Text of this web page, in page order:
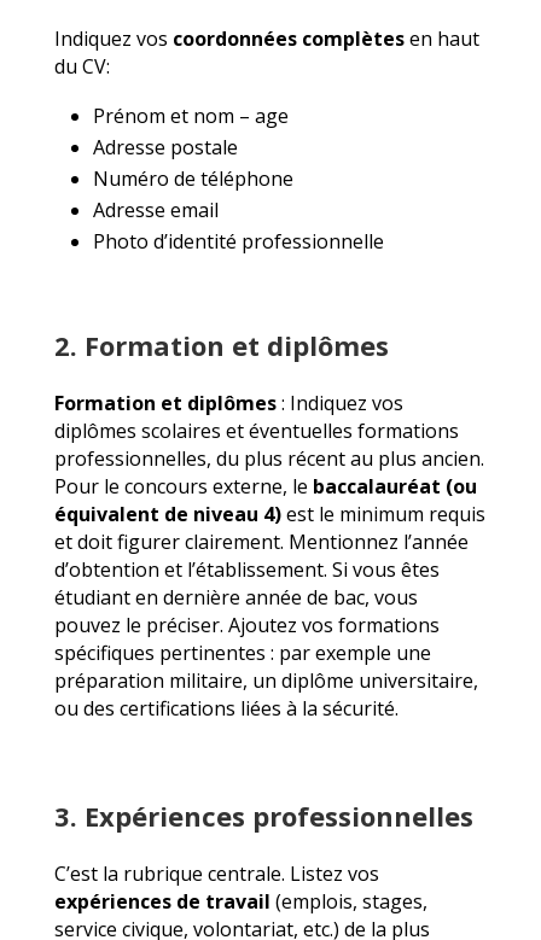
Indiquez vos coordonnées complètesen haut
du CV:
Prénom et nom – age
Adresse postale
Numéro de téléphone
Adresse email
Photo d’identité professionnelle
2. Formation et diplômes
Formation et diplômes: Indiquez vos
diplômes scolaires et éventuelles formations
professionnelles, du plus récent au plus ancien.
Pour le concours externe, le baccalauréat (ou
équivalent de niveau 4)est le minimum requis
et doit figurer clairement. Mentionnez l’année
d’obtention et l’établissement. Si vous êtes
étudiant en dernière année de bac, vous
pouvez le préciser. Ajoutez vos formations
spécifiques pertinentes : par exemple une
préparation militaire, un diplôme universitaire,
ou des certifications liées à la sécurité.
3. Expériences professionnelles
C’est la rubrique centrale. Listez vos
expériences de travail (emplois, stages,
service civique, volontariat, etc.) de la plus